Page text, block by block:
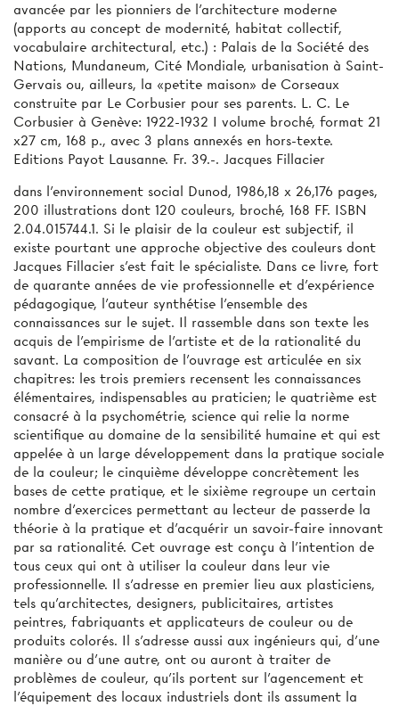
avancée par les pionniers de l'architecture moderne
(apports au concept de modernité, habitat collectif,
vocabulaire architectural, etc.) : Palais de la Société des
Nations, Mundaneum, Cité Mondiale, urbanisation à Saint-
Gervais ou, ailleurs, la «petite maison» de Corseaux
construite par Le Corbusier pour ses parents. L. C. Le
Corbusier à Genève: 1922-1932 I volume broché, format 21
x27 cm, 168 p., avec 3 plans annexés en hors-texte.
Editions Payot Lausanne. Fr. 39.-. Jacques Fillacier
dans l'environnement social Dunod, 1986,18 x 26,176 pages,
200 illustrations dont 120 couleurs, broché, 168 FF. ISBN
2.04.015744.1. Si le plaisir de la couleur est subjectif, il
existe pourtant une approche objective des couleurs dont
Jacques Fillacier s'est fait le spécialiste. Dans ce livre, fort
de quarante années de vie professionnelle et d’expérience
pédagogique, l’auteur synthétise l'ensemble des
connaissances sur le sujet. Il rassemble dans son texte les
acquis de l’empirisme de l’artiste et de la rationalité du
savant. La composition de l’ouvrage est articulée en six
chapitres: les trois premiers recensent les connaissances
élémentaires, indispensables au praticien; le quatrième est
consacré à la psychométrie, science qui relie la norme
scientifique au domaine de la sensibilité humaine et qui est
appelée à un large développement dans la pratique sociale
de la couleur; le cinquième développe concrètement les
bases de cette pratique, et le sixième regroupe un certain
nombre d'exercices permettant au lecteur de passerde la
théorie à la pratique et d'acquérir un savoir-faire innovant
par sa rationalité. Cet ouvrage est conçu à l’intention de
tous ceux qui ont à utiliser la couleur dans leur vie
professionnelle. Il s'adresse en premier lieu aux plasticiens,
tels qu'architectes, designers, publicitaires, artistes
peintres, fabriquants et applicateurs de couleur ou de
produits colorés. Il s'adresse aussi aux ingénieurs qui, d'une
manière ou d'une autre, ont ou auront à traiter de
problèmes de couleur, qu'ils portent sur l'agencement et
l’équipement des locaux industriels dont ils assument la